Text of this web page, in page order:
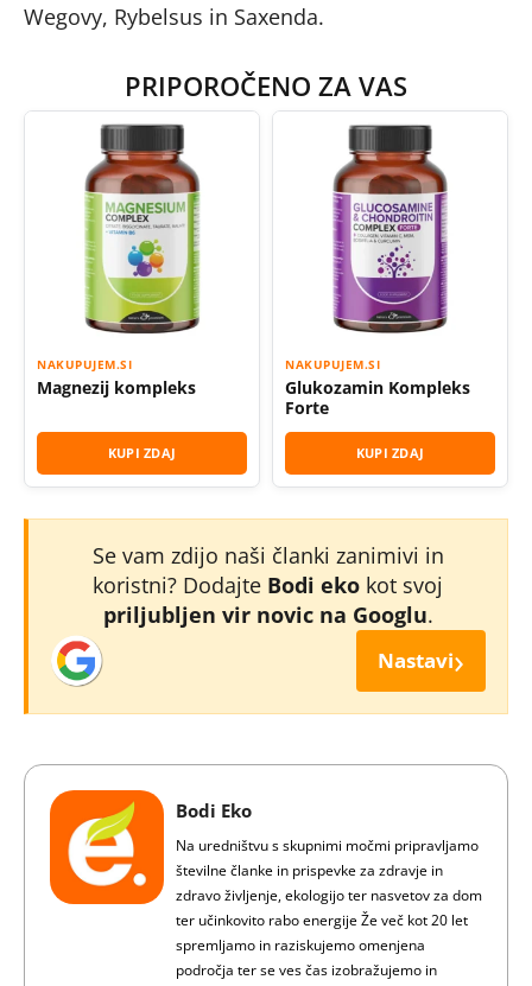
Wegovy, Rybelsus in Saxenda.
PRIPOROČENO ZA VAS
NAKUPUJEM.SI
Magnezij kompleks
KUPI ZDAJ
NAKUPUJEM.SI
Glukozamin Kompleks
Forte
KUPI ZDAJ
Se vam zdijo naši članki zanimivi in
koristni? Dodajte Bodi eko kot svoj
priljubljen vir novic na Googlu.
Nastavi›
Bodi Eko
Na uredništvu s skupnimi močmi pripravljamo
številne članke in prispevke za zdravje in
zdravo življenje, ekologijo ter nasvetov za dom
ter učinkovito rabo energije Že več kot 20 let
spremljamo in raziskujemo omenjena
področja ter se ves čas izobražujemo in